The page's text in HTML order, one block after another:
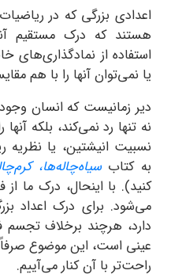
اعدادی بزرگی که در
هستند که درک مستقیم
استفاده از نمادگذاری‌های
یا نمی‌توان آنها را با هم
دیر زمانیست که انسان
نه تنها رد نمی‌کند، بلکه
نسبیت انیشتین، یا نظریه
به کتابسیاه‌چاله‌ها،
کنید). با اینحال، درک ما از
می‌شود. برای درک اعداد
دارد، هرچند برخلاف
عینی است، این موضوع
راحت‌تر با آن کنار می‌آییم.